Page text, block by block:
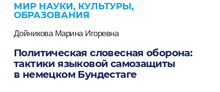
МИР НАУКИ, КУЛЬТУРЫ,
ОБРАЗОВАНИЯ
Дойникова Марина Игоревна
Политическая словесная оборона:
тактики языковой самозащиты
в немецком Бундестаге